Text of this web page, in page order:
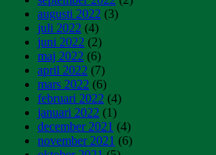
augusti 2022 (3)
juli 2022 (4)
juni 2022 (2)
maj 2022 (6)
april 2022 (7)
mars 2022 (6)
februari 2022 (4)
januari 2022 (1)
december 2021 (4)
november 2021 (6)